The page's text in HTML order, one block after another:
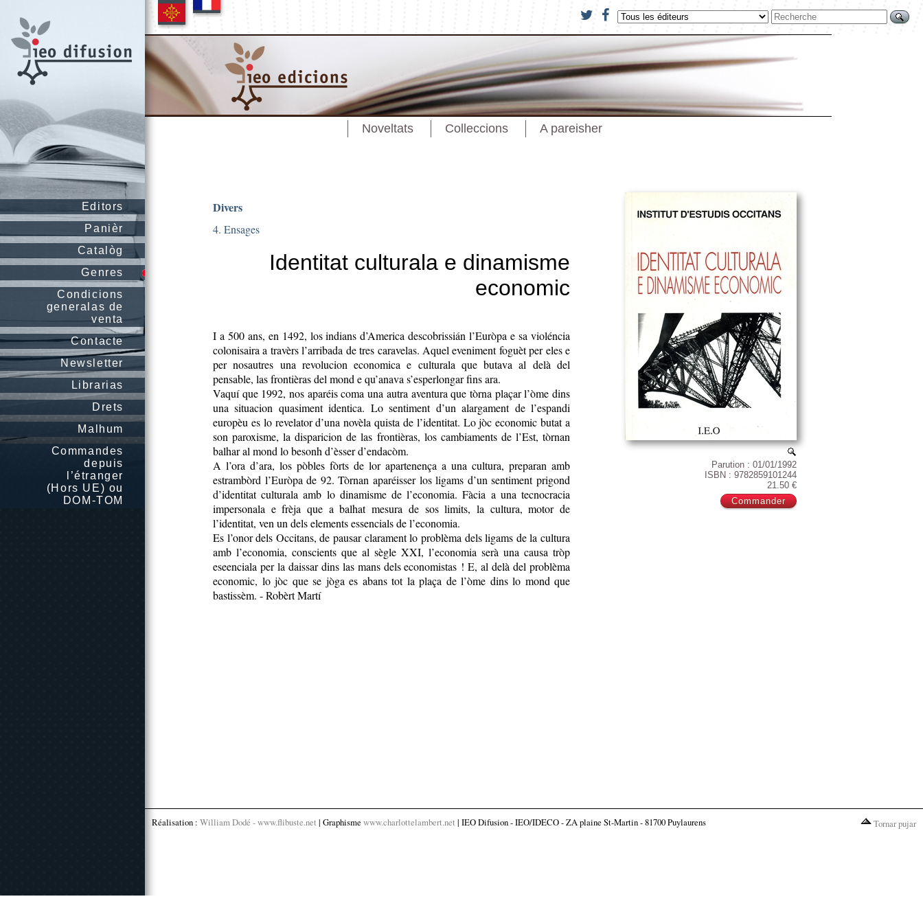
Editors
Panièr
Catalòg
Genres
Condicions
generalas de
venta
Contacte
Newsletter
Librarias
Drets
Malhum
Commandes
depuis
l’étranger
(Hors UE) ou
DOM-TOM
Noveltats Colleccions A pareisher
Parution : 01/01/1992
ISBN : 9782859101244
21.50 €
Divers
4. Ensages
Identitat culturala e dinamisme
economic
I a 500 ans, en 1492, los indians d’America descobrissián l’Euròpa e sa violéncia
colonisaira a travèrs l’arribada de tres caravelas. Aquel eveniment foguèt per eles e
per nosautres una revolucion economica e culturala que butava al delà del
pensable, las frontièras del mond e qu’anava s’esperlongar fins ara.
Vaquí que 1992, nos aparéis coma una autra aventura que tòrna plaçar l’òme dins
una situacion quasiment identica. Lo sentiment d’un alargament de l’espandi
europèu es lo revelator d’una novèla quista de l’identitat. Lo jòc economic butat a
son paroxisme, la disparicion de las frontièras, los cambiaments de l’Est, tòrnan
balhar al mond lo besonh d’èsser d’endacòm.
A l’ora d’ara, los pòbles fòrts de lor apartenença a una cultura, preparan amb
estrambòrd l’Euròpa de 92. Tòrnan aparéisser los ligams d’un sentiment prigond
d’identitat culturala amb lo dinamisme de l’economia. Fàcia a una tecnocracia
impersonala e frèja que a balhat mesura de sos limits, la cultura, motor de
l’identitat, ven un dels elements essencials de l’economia.
Es l’onor dels Occitans, de pausar clarament lo problèma dels ligams de la cultura
amb l’economia, conscients que al sègle XXI, l’economia serà una causa tròp
eseenciala per la daissar dins las mans dels economistas ! E, al delà del problèma
economic, lo jòc que se jòga es abans tot la plaça de l’òme dins lo mond que
bastissèm. - Robèrt Martí
Réalisation : William Dodé - www.flibuste.net | Graphisme www.charlottelambert.net | IEO Difusion - IEO/IDECO - ZA plaine St-Martin - 81700 Puylaurens Tornar pujar